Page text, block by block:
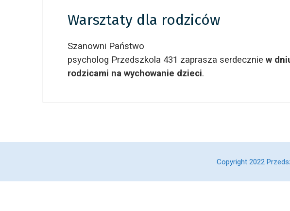
Warsztaty dla rodziców
Szanowni Państwo
psycholog Przedszkola 431 zaprasza serdecznie w
rodzicami na wychowanie dzieci.
Copyright 2022